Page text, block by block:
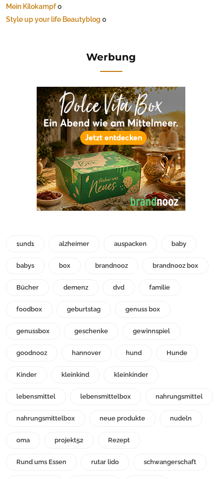
Mein Kilokampf0
Style up your life Beautyblog 0
Werbung
1und1 alzheimer auspacken baby
babys box brandnooz brandnooz box
Bücher demenz dvd familie
foodbox geburtstag genuss box
genussbox geschenke gewinnspiel
goodnooz hannover hund Hunde
Kinder kleinkind kleinkinder
lebensmittel lebensmittelbox nahrungsmittel
nahrungsmittelbox neue produkte nudeln
oma projekt52 Rezept
Rund ums Essen rutar lido schwangerschaft